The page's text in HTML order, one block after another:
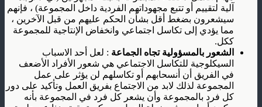
آلية لتقييم أو تتبع مجهوداتهم الفردية داخل المجموعة) ، فإنهم
سيشعرون بضغط أقل بشأن الحكم عليهم من قبل الآخرين ،
مما يؤدي إلى تكاسل اجتماعي وانخفاض الإنتاجية للمجموعة
ككل.
الشعور بالمسؤولية تجاه الجماعة : لعل أحد الاسباب
السيكلوجية للتكاسل الاجتماعي هي شعور الأفراد الأضعف
في الفريق أن أنسحابهم أو تكاسلهم لن يؤثر على عمل
المجموعة لذلك لابد من الاجتماع بفريق العمل وتأكيد على دور
كل فرد بالمجموعة وأن يشعر كل فرد في المجموعة بأنه